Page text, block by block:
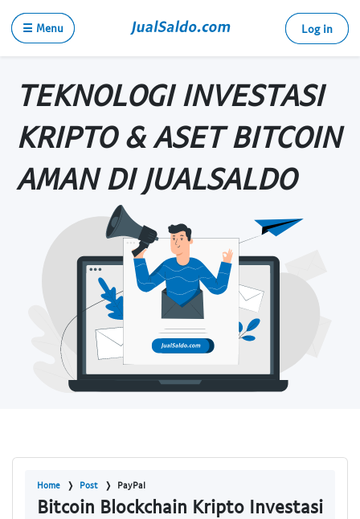
☰ Menu Log in
TEKNOLOGI INVESTASI
KRIPTO & ASET BITCOIN
AMAN DI JUALSALDO
Home Post PayPal
Bitcoin Blockchain Kripto Investasi